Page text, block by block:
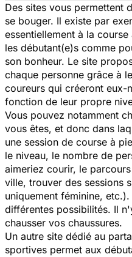
Des sites vous permettent
se bouger. Il existe par
essentiellement à la
les débutant(e)s comme
son bonheur. Le site
chaque personne grâce à
coureurs qui créeront eux-
fonction de leur propre
Vous pouvez notamment
vous êtes, et donc dans
une session de course à
le niveau, le nombre de
aimeriez courir, le
ville, trouver des sessions
uniquement féminine,
différentes possibilités. Il
chausser vos chaussures.
Un autre site dédié au
sportives permet aux